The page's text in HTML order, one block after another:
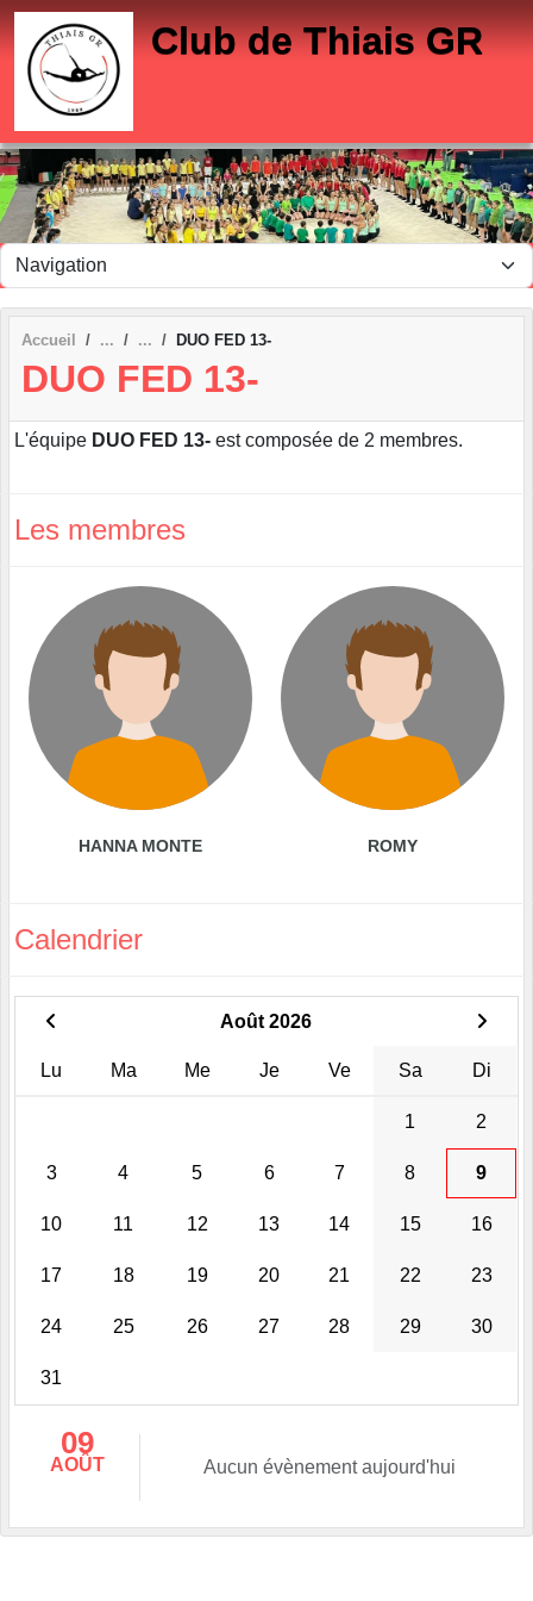
Club de Thiais GR
Accueil DUO FED 13-
DUO FED 13-
L'équipe DUO FED 13- est composée de 2 membres.
Les membres
HANNA MONTE ROMY
Calendrier
Août 2026
Lu Ma Me Je Ve Sa Di
1 2
3 4 5 6 7 8 9
10 11 12 13 14 15 16
17 18 19 20 21 22 23
24 25 26 27 28 29 30
31
09
AOÛT Aucun évènement aujourd'hui
Panneau de gestion des cookies